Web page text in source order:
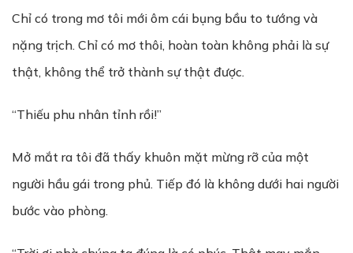
Chỉ có trong mơ tôi mới ôm cái bụng bầu to tướng và
nặng trịch. Chỉ có mơ thôi, hoàn toàn không phải là sự
thật, không thể trở thành sự thật được.
“Thiếu phu nhân tỉnh rồi!”
Mở mắt ra tôi đã thấy khuôn mặt mừng rỡ của một
người hầu gái trong phủ. Tiếp đó là không dưới hai người
bước vào phòng.